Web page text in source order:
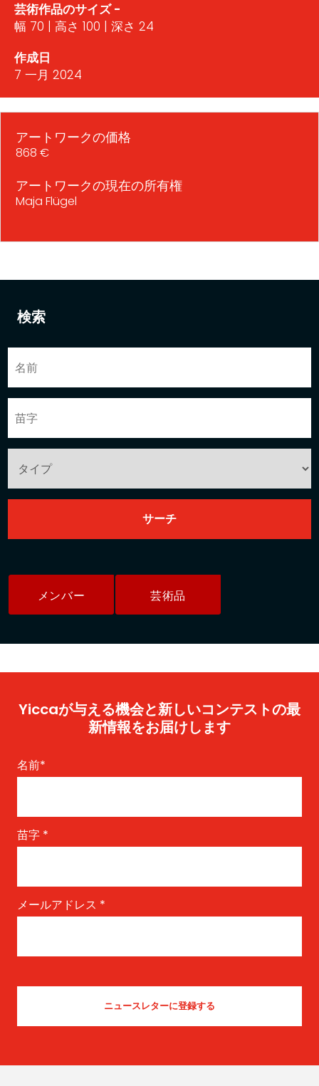
検索
メンバー 芸術品
芸術作品のサイズ -
幅 70 | 高さ 100 | 深さ 24
作成日
7 一月 2024
アートワークの価格
868 €
アートワークの現在の所有権
Maja Flügel
Yiccaが与える機会と新しいコンテストの最
新情報をお届けします
名前*
苗字 *
メールアドレス *